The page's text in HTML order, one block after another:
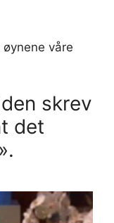
våre
skrev
det